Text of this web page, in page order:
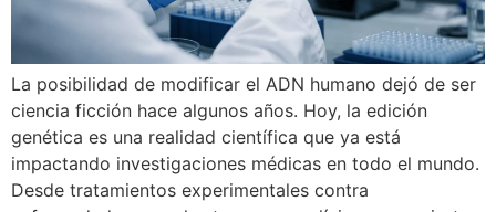
La posibilidad de modificar el ADN humano dejó de ser
ciencia ficción hace algunos años. Hoy, la edición
genética es una realidad científica que ya está
impactando investigaciones médicas en todo el mundo.
Desde tratamientos experimentales contra